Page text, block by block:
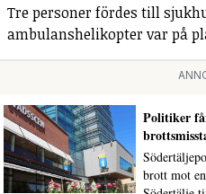
Tre personer fördes till
ambulanshelikopter var på
Politiker
brott mot